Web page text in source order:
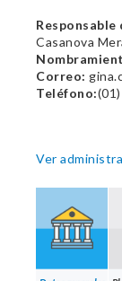
Responsable
Casanova
Correo:
Teléfono:
Ver